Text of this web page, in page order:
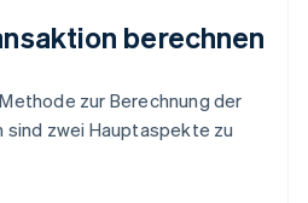
berechnen
zur Berechnung der
sind zwei Hauptaspekte zu